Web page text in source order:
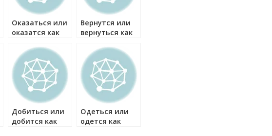
Оказаться или
оказатся как
Вернутся или
вернуться как
Добиться или
добится как
Одеться или
одется как